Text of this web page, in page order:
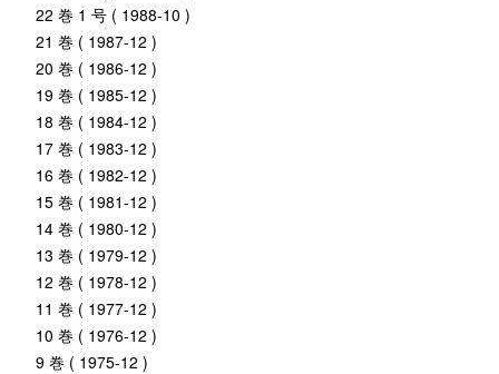
22 巻 1 号 ( 1988-10 )
21 巻 ( 1987-12 )
20 巻 ( 1986-12 )
19 巻 ( 1985-12 )
18 巻 ( 1984-12 )
17 巻 ( 1983-12 )
16 巻 ( 1982-12 )
15 巻 ( 1981-12 )
14 巻 ( 1980-12 )
13 巻 ( 1979-12 )
12 巻 ( 1978-12 )
11 巻 ( 1977-12 )
10 巻 ( 1976-12 )
9 巻 ( 1975-12 )